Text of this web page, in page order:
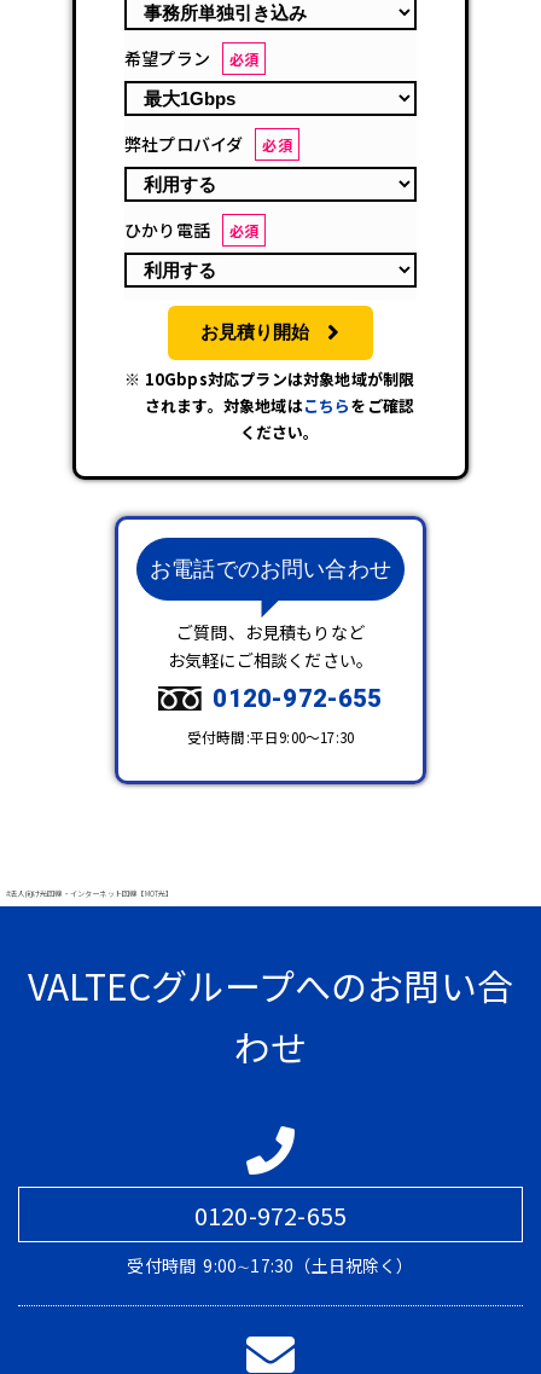
希望プラン 必須
弊社プロバイダ 必須
ひかり電話 必須
お見積り開始
10Gbps対応プランは対象地域が制限
されます。対象地域はこちらをご確認
ください。
お電話でのお問い合わせ
ご質問、お見積もりなど
お気軽にご相談ください。
0120-972-655
受付時間:平日9:00～17:30
#法人向け光回線・インターネット回線【MOT光】
VALTECグループへのお問い合
わせ
0120-972-655
受付時間 9:00∼17:30（土日祝除く）